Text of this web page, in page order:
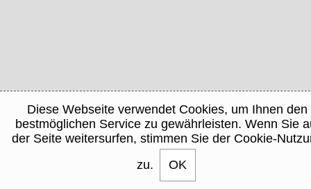
Diese Webseite verwendet Cookies, um Ihnen den
bestmöglichen Service zu gewährleisten. Wenn Sie
der Seite weitersurfen, stimmen Sie der Cookie-
zu.
OK